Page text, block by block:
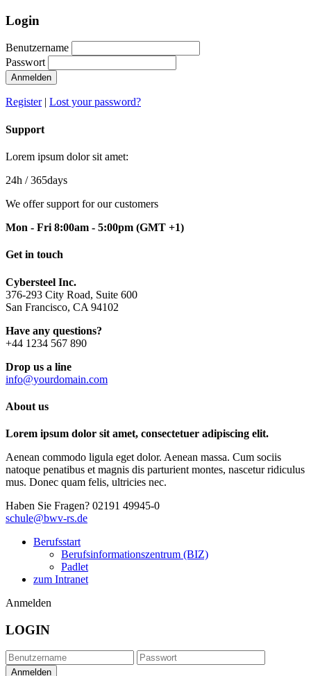
Login
Benutzername
Passwort
Anmelden
Register| Lost your password?
Support
Lorem ipsum dolor sit amet:
24h / 365days
We offer support for our customers
Mon - Fri 8:00am - 5:00pm (GMT +1)
Get in touch
Cybersteel Inc.
376-293 City Road, Suite 600
San Francisco, CA 94102
Have any questions?
+44 1234 567 890
Drop us a line
info@yourdomain.com
About us
Lorem ipsum dolor sit amet, consectetuer adipiscing elit.
Aenean commodo ligula eget dolor. Aenean massa. Cum sociis
natoque penatibus et magnis dis parturient montes, nascetur ridiculus
mus. Donec quam felis, ultricies nec.
Haben Sie Fragen? 02191 49945-0
schule@bwv-rs.de
Berufsstart
Berufsinformationszentrum (BIZ)
Padlet
zum Intranet
Anmelden
LOGIN